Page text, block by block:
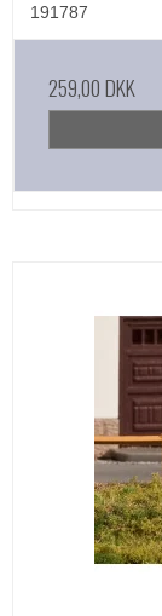
191787
259,00 DKK